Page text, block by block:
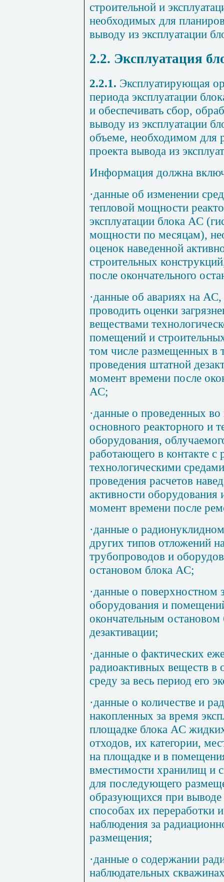
строительной и
необходимых для
выводу из эксплуатации
2.2. Эксплуатация
2.2.1. Эксплуатирующая
периода эксплуатации
и обеспечивать сбор,
выводу из эксплуатации
объеме, необходимом для
проекта вывода из
Информация должна
·данные об изменении
тепловой мощности
эксплуатации блока АС
мощности по месяцам),
оценок наведенной
строительных
после окончательного
·данные об авариях на
проводить оценки
веществами
помещений и
том числе размещенных в
проведения штатной
момент времени после
АС;
·данные о проведенных во
основного реакторного и
оборудования,
работающего в контакте с
технологическими
проведения расчетов
активности оборудования
момент времени после
·данные о
других типов отложений
трубопроводов и
остановом блока АС;
·данные о поверхностном
оборудования и
окончательным
дезактивации;
·данные о фактических
радиоактивных веществ
среду за весь период его
·данные о количестве и
накопленных за время
площадке блока АС
отходов, их категории,
на площадке и в
вместимости хранилищ и
для последующего
образующихся при выводе
способах их переработки
наблюдения за
размещения;
·данные о содержании
наблюдательных